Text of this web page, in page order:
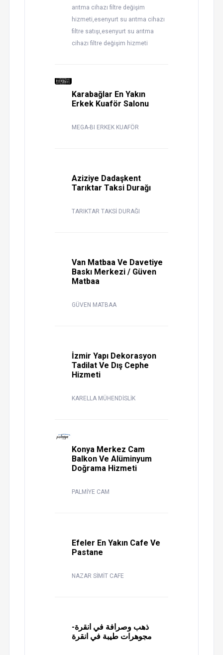
arıtma cihazı filtre değişim
hizmeti,esenyurt su arıtma cihazı
filtre satışı,esenyurt su arıtma
cihazı filtre değişim hizmeti
Karabağlar En Yakın
Erkek Kuaför Salonu
MEGA-BI ERKEK KUAFÖR
Aziziye Dadaşkent
Tarıktar Taksi Durağı
TARIKTAR TAKSİ DURAĞI
Van Matbaa Ve Davetiye
Baskı Merkezi / Güven
Matbaa
GÜVEN MATBAA
İzmir Yapı Dekorasyon
Tadilat Ve Dış Cephe
Hizmeti
KARELLA MÜHENDİSLİK
Konya Merkez Cam
Balkon Ve Alüminyum
Doğrama Hizmeti
PALMİYE CAM
Efeler En Yakın Cafe Ve
Pastane
NAZAR SİMİT CAFE
ذهب وصرافة في انقرة-
مجوهرات طيبة في انقرة